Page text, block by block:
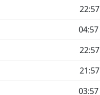
22:57
04:57
22:57
21:57
03:57